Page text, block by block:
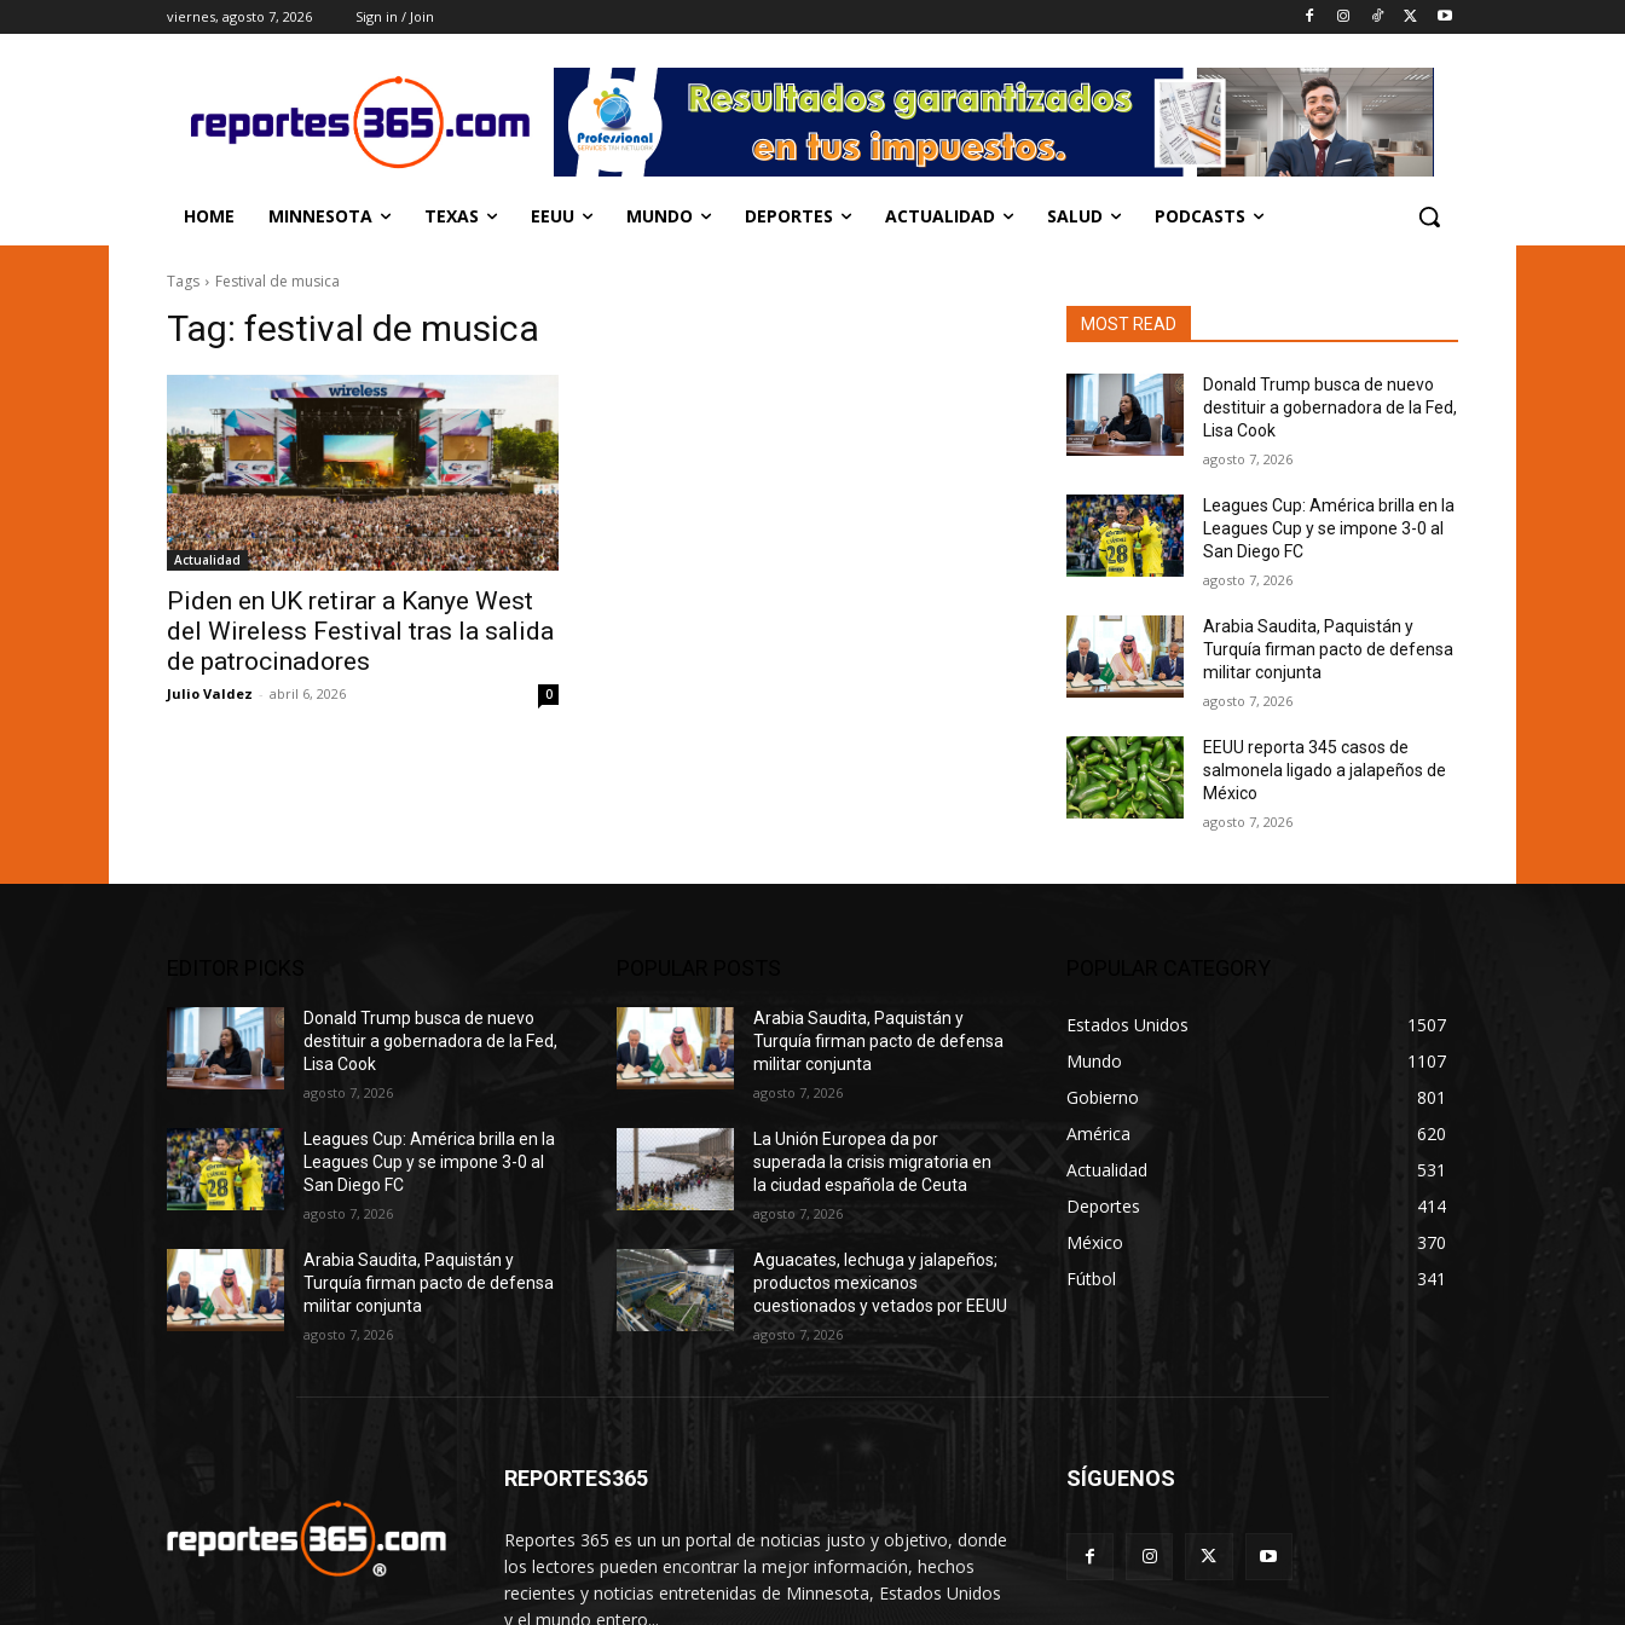
viernes, agosto 7, 2026 Sign in / Join
HOME MINNESOTA TEXAS EEUU MUNDO DEPORTES ACTUALIDAD SALUD PODCASTS
Tags Festival de musica
Tag: festival de musica
Actualidad
Piden en UK retirar a Kanye West
del Wireless Festival tras la salida
de patrocinadores
Julio Valdez - abril 6, 2026 0
MOST READ
Donald Trump busca de nuevo
destituir a gobernadora de la Fed,
Lisa Cook
agosto 7, 2026
Leagues Cup: América brilla en la
Leagues Cup y se impone 3-0 al
San Diego FC
agosto 7, 2026
Arabia Saudita, Paquistán y
Turquía firman pacto de defensa
militar conjunta
agosto 7, 2026
EEUU reporta 345 casos de
salmonela ligado a jalapeños de
México
agosto 7, 2026
Donald Trump busca de nuevo
destituir a gobernadora de la Fed,
Lisa Cook
agosto 7, 2026
Leagues Cup: América brilla en la
Leagues Cup y se impone 3-0 al
San Diego FC
agosto 7, 2026
Arabia Saudita, Paquistán y
Turquía firman pacto de defensa
militar conjunta
agosto 7, 2026
Arabia Saudita, Paquistán y
Turquía firman pacto de defensa
militar conjunta
agosto 7, 2026
La Unión Europea da por
superada la crisis migratoria en
la ciudad española de Ceuta
agosto 7, 2026
Aguacates, lechuga y jalapeños;
productos mexicanos
cuestionados y vetados por EEUU
agosto 7, 2026
Estados Unidos
1507
Mundo
1107
Gobierno
801
América
620
Actualidad
531
Deportes
414
México
370
Fútbol
341
REPORTES365
Reportes 365 es un un portal de noticias justo y objetivo, donde
los lectores pueden encontrar la mejor información, hechos
recientes y noticias entretenidas de Minnesota, Estados Unidos
y el mundo entero...
SÍGUENOS